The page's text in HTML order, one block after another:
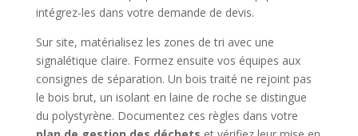
intégrez-les dans votre demande de devis.
Sur site, matérialisez les zones de tri avec une
signalétique claire. Formez ensuite vos équipes aux
consignes de séparation. Un bois traité ne rejoint pas
le bois brut, un isolant en laine de roche se distingue
du polystyrène. Documentez ces règles dans votre